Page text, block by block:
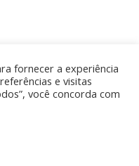
fornecer a experiência
e visitas
você concorda com